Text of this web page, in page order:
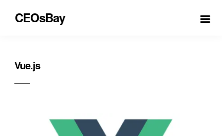
CEOsBay
Vue.js